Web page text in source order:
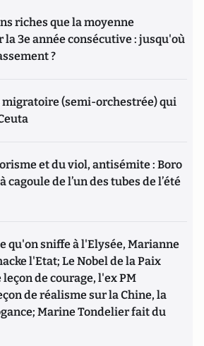
riches que la moyenne
3e année consécutive : jusqu'où
?
migratoire (semi-orchestrée) qui
et du viol, antisémite : Boro
cagoule de l’un des tubes de l’été
qu'on sniffe à l'Elysée, Marianne
l'Etat; Le Nobel de la Paix
de courage, l'ex PM
de réalisme sur la Chine, la
Marine Tondelier fait du